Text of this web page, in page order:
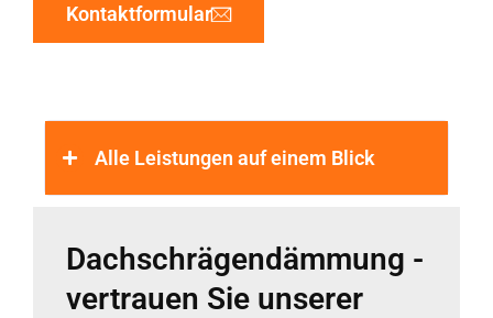
Kontaktformular
Alle Leistungen auf einem Blick
Dachschrägendämmung -
vertrauen Sie unserer